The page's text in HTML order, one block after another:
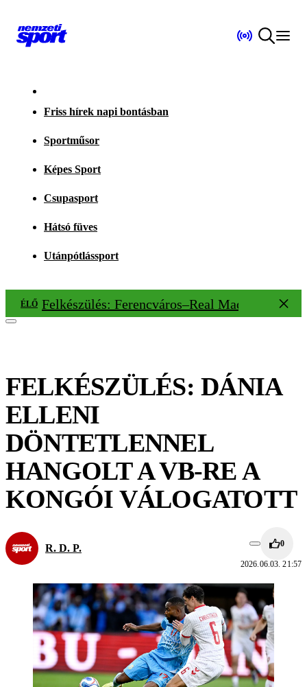
Friss hírek napi bontásban
Sportműsor
Képes Sport
Csupasport
Hátsó füves
Utánpótlássport
ÉLŐ Felkészülés: Ferencváros–Real Madrid 1–2
FELKÉSZÜLÉS: DÁNIA
ELLENI
DÖNTETLENNEL
HANGOLT A VB-RE A
KONGÓI VÁLOGATOTT
R. D. P. 0
2026.06.03. 21:57